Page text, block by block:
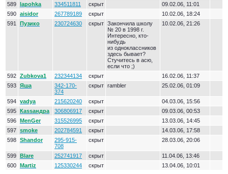
589 lapohka 334511811 скрыт
09.02.06, 11:01
590 aisidor 267789189 скрыт
10.02.06, 18:24
591
Пузико 230724630 скрыт Закончила школу
№ 20 в 1998 г.
Интересно, кто-
нибудь
из одноклассников
здесь бывает?
Стучитесь в асю,
если что ;)
10.02.06, 21:26
592 Zubkova1 232344134 скрыт
16.02.06, 11:37
593 Яша
342-170-
374
скрыт rambler 25.02.06, 01:09
594 vadya 215620240 скрыт
04.03.06, 15:56
595 Каssандра 306806917 скрыт
09.03.06, 00:53
596 MenGer 315526995 скрыт
13.03.06, 14:45
597 smoke 202784591 скрыт
14.03.06, 17:58
598 Shandor
295-915-
708
скрыт 28.03.06, 20:06
599 Blare 252741917 скрыт
11.04.06, 13:46
600 Martiz 125330244 скрыт 13.04.06, 10:01